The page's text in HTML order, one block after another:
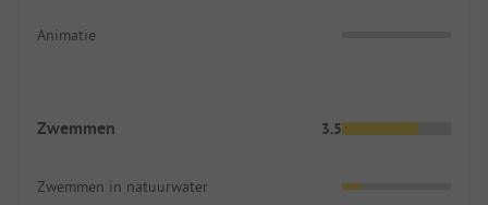
Animatie
Zwemmen 3.5
Zwemmen in natuurwater